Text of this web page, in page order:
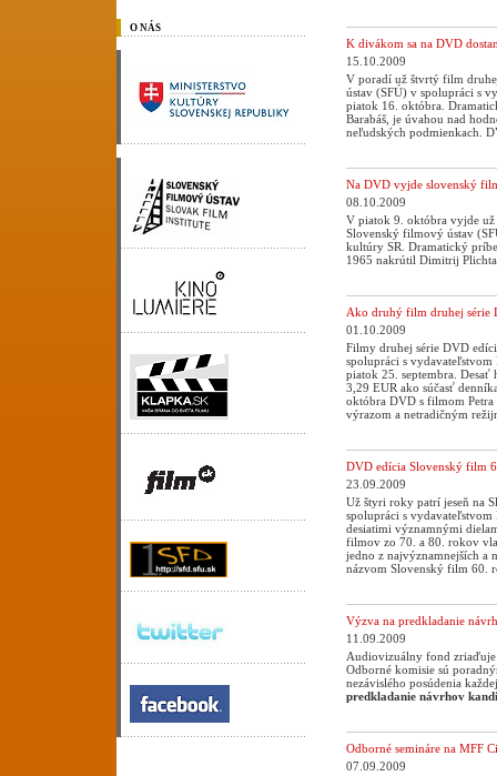
O NÁS
K divákom sa na DVD
15.10.2009
V poradí už štvrtý film
ústav (SFÚ) v spolupráci s
piatok 16. októbra.
Barabáš, je úvahou nad
neľudských podmienkach.
Na DVD vyjde slovenský
08.10.2009
V piatok 9. októbra vyjde
Slovenský filmový ústav
kultúry SR. Dramatický
1965 nakrútil Dimitrij
Ako druhý film druhej série
01.10.2009
Filmy druhej série DVD
spolupráci s
piatok 25. septembra.
3,29 EUR ako súčasť
októbra DVD s filmom
výrazom a netradičným
DVD edícia Slovenský film
23.09.2009
Už štyri roky patrí jeseň na
spolupráci s
desiatimi významnými
filmov zo 70. a 80. rokov
jedno z najvýznamnejších a
názvom Slovenský film 60.
Výzva na predkladanie
11.09.2009
Audiovizuálny fond zriaďuje
Odborné komisie sú
nezávislého posúdenia
predkladanie návrhov
Odborné semináre na MFF
07.09.2009